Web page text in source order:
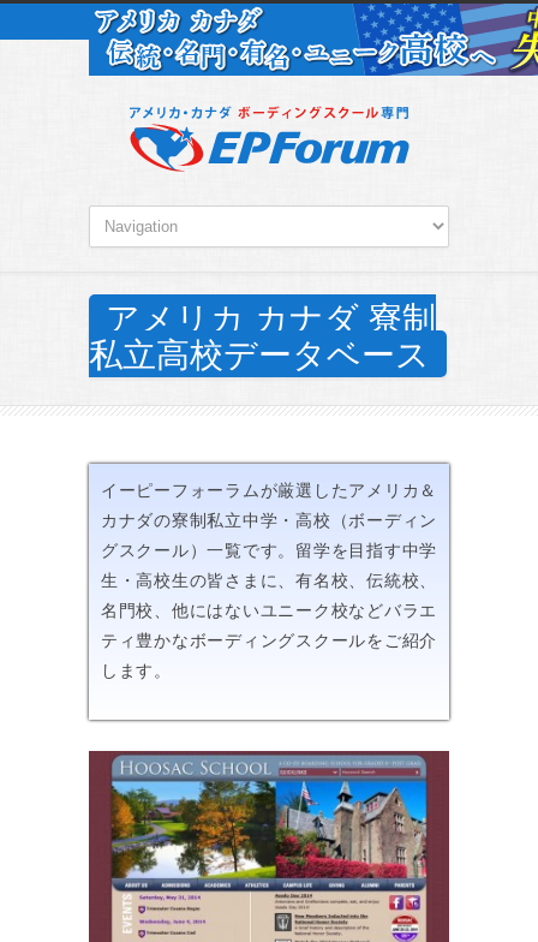
アメリカ カナダ 寮制
私立高校データベース
イーピーフォーラムが厳選したアメリカ＆
カナダの寮制私立中学・高校（ボーディン
グスクール）一覧です。留学を目指す中学
生・高校生の皆さまに、有名校、伝統校、
名門校、他にはないユニーク校などバラエ
ティ豊かなボーディングスクールをご紹介
します。